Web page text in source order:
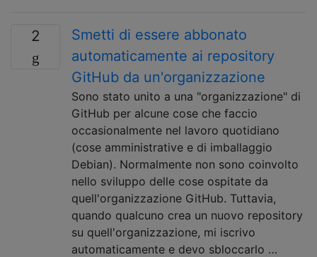
2
Smetti di essere abbonato
automaticamente ai repository
GitHub da un'organizzazione
Sono stato unito a una "organizzazione" di
GitHub per alcune cose che faccio
occasionalmente nel lavoro quotidiano
(cose amministrative e di imballaggio
Debian). Normalmente non sono coinvolto
nello sviluppo delle cose ospitate da
quell'organizzazione GitHub. Tuttavia,
quando qualcuno crea un nuovo repository
su quell'organizzazione, mi iscrivo
automaticamente e devo sbloccarlo …